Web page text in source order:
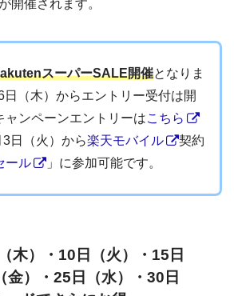
開催されます。
スーパーSALE開催となりま
（木）からエントリー受付は開
ャンペーンエントリーはこちら
日（火）から楽天モバイル
契約
ール 」に参加可能です。
木）・10日（火）・15日
金）・25日（水）・30日